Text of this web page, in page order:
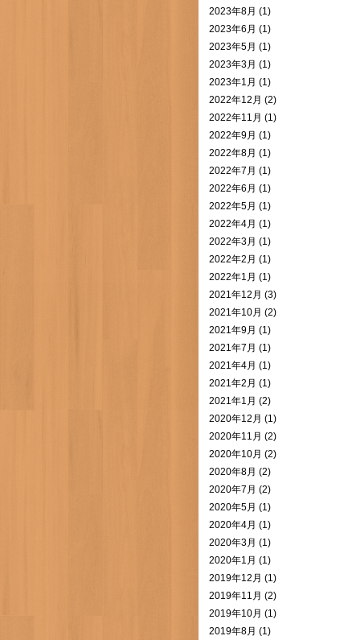
2023年8月 (1)
2023年6月 (1)
2023年5月 (1)
2023年3月 (1)
2023年1月 (1)
2022年12月 (2)
2022年11月 (1)
2022年9月 (1)
2022年8月 (1)
2022年7月 (1)
2022年6月 (1)
2022年5月 (1)
2022年4月 (1)
2022年3月 (1)
2022年2月 (1)
2022年1月 (1)
2021年12月 (3)
2021年10月 (2)
2021年9月 (1)
2021年7月 (1)
2021年4月 (1)
2021年2月 (1)
2021年1月 (2)
2020年12月 (1)
2020年11月 (2)
2020年10月 (2)
2020年8月 (2)
2020年7月 (2)
2020年5月 (1)
2020年4月 (1)
2020年3月 (1)
2020年1月 (1)
2019年12月 (1)
2019年11月 (2)
2019年10月 (1)
2019年8月 (1)